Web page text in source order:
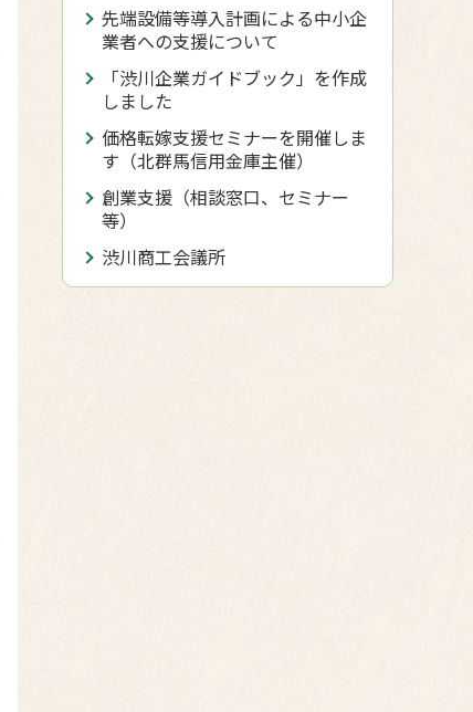
先端設備等導入計画による中小企
業者への支援について
「渋川企業ガイドブック」を作成
しました
価格転嫁支援セミナーを開催しま
す（北群馬信用金庫主催）
創業支援（相談窓口、セミナー
等）
渋川商工会議所